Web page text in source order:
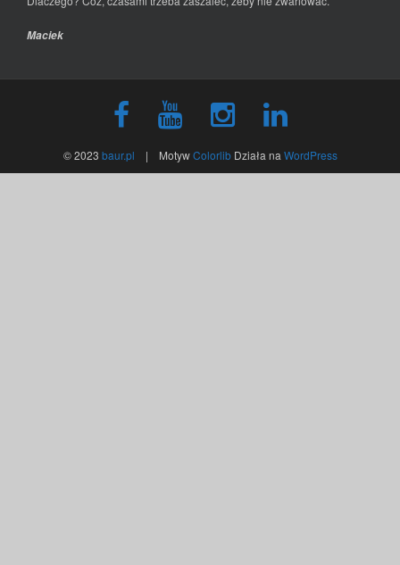
Maciek
© 2023 baur.pl | MotywColorlibDziała na WordPress